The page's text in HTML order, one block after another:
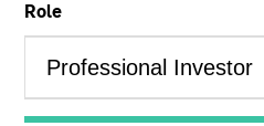
Role
Years
TEAM